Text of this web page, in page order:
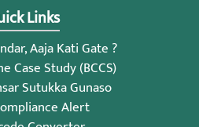
Links
Aaja Kati Gate ?
Case Study (BCCS)
Sutukka Gunaso
Alert